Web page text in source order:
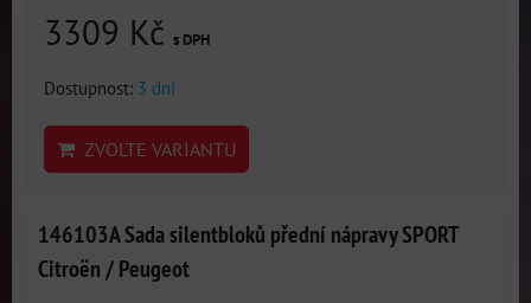
3309 Kč s DPH
Dostupnost: 3 dni
ZVOLTE VARIANTU
146103A Sada silentbloků přední nápravy SPORT
Citroën / Peugeot